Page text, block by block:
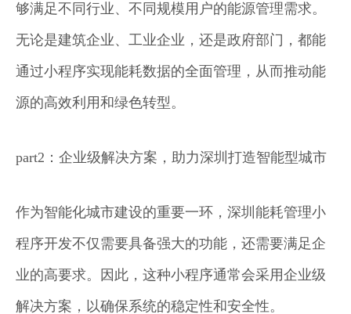
够满足不同行业、不同规模用户的能源管理需求。
无论是建筑企业、工业企业，还是政府部门，都能
通过小程序实现能耗数据的全面管理，从而推动能
源的高效利用和绿色转型。
part2：企业级解决方案，助力深圳打造智能型城市
作为智能化城市建设的重要一环，深圳能耗管理小
程序开发不仅需要具备强大的功能，还需要满足企
业的高要求。因此，这种小程序通常会采用企业级
解决方案，以确保系统的稳定性和安全性。